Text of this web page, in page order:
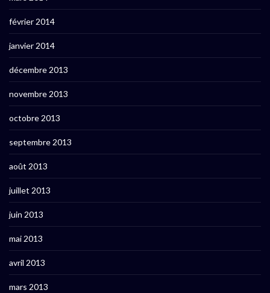
février 2014
janvier 2014
décembre 2013
novembre 2013
octobre 2013
septembre 2013
août 2013
juillet 2013
juin 2013
mai 2013
avril 2013
mars 2013